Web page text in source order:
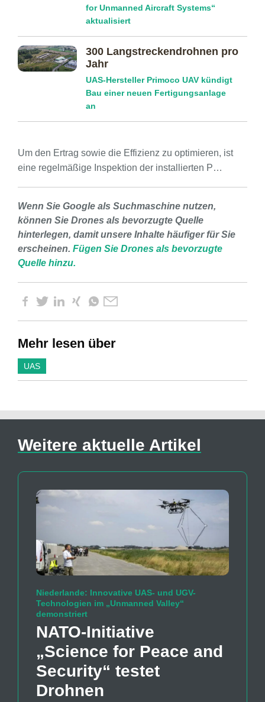
for Unmanned Aircraft Systems“
aktualisiert
300 Langstreckendrohnen pro
Jahr
UAS-Hersteller Primoco UAV kündigt
Bau einer neuen Fertigungsanlage
an
Um den Ertrag sowie die Effizienz zu optimieren, ist
eine regelmäßige Inspektion der installierten P…
Wenn Sie Google als Suchmaschine nutzen,
können Sie Drones als bevorzugte Quelle
hinterlegen, damit unsere Inhalte häufiger für Sie
erscheinen. Fügen Sie Drones als bevorzugte
Quelle hinzu.
Mehr lesen über
UAS
Weitere aktuelle Artikel
Niederlande: Innovative UAS- und UGV-
Technologien im „Unmanned Valley“
demonstriert
NATO-Initiative
„Science for Peace and
Security“ testet
Drohnen